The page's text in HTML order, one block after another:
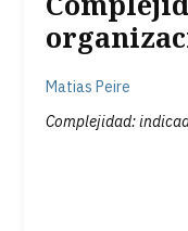
Matias Peire
Complejidad: